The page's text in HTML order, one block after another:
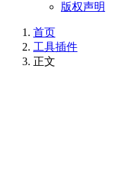
版权声明
首页
工具插件
正文